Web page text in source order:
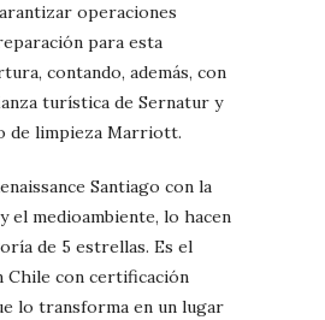
operaciones
para esta
contando, además, con
turística de Sernatur y
de limpieza Marriott.
Santiago con la
el medioambiente, lo hacen
de 5 estrellas. Es el
con certificación
lo transforma en un lugar